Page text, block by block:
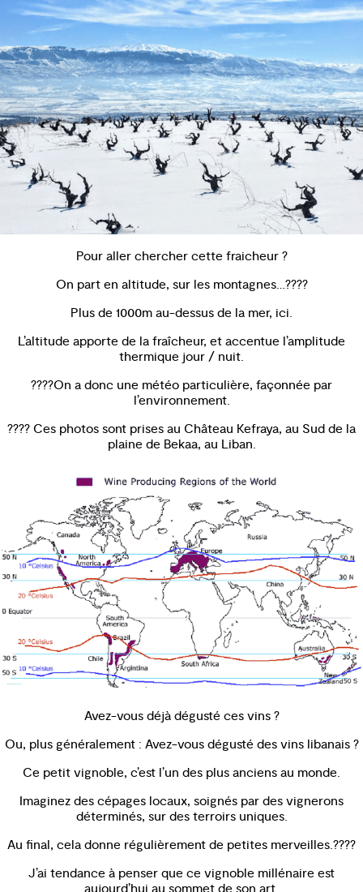
Pour aller chercher cette fraicheur ?
On part en altitude, sur les montagnes…????️
Plus de 1000m au-dessus de la mer, ici.
L’altitude apporte de la fraîcheur, et accentue l’amplitude
thermique jour / nuit.
????On a donc une météo particulière, façonnée par
l’environnement.
???? Ces photos sont prises au Château Kefraya, au Sud de la
plaine de Bekaa, au Liban.
Avez-vous déjà dégusté ces vins ?
Ou, plus généralement : Avez-vous dégusté des vins libanais ?
Ce petit vignoble, c’est l’un des plus anciens au monde.
Imaginez des cépages locaux, soignés par des vignerons
déterminés, sur des terroirs uniques.
Au final, cela donne régulièrement de petites merveilles.????
J’ai tendance à penser que ce vignoble millénaire est
aujourd’hui au sommet de son art.